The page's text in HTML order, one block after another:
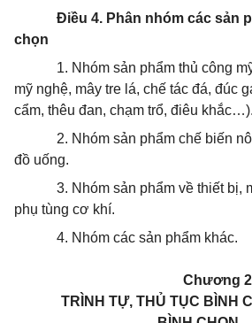
Điều 4. Phân nhóm các sản
chọn
1. Nhóm sản phẩm thủ công
mỹ nghệ, mây tre lá, chế tác đá, đúc
cẩm, thêu đan, chạm trổ, điêu khắc…).
2. Nhóm sản phẩm chế biến
đồ uống.
3. Nhóm sản phẩm về thiết bị,
phụ tùng cơ khí.
4. Nhóm các sản phẩm khác.
Chương
TRÌNH TỰ, THỦ TỤC BÌNH